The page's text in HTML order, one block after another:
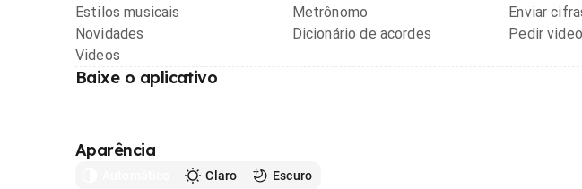
Estilos musicais
Novidades
Videos
Metrônomo
Dicionário de acordes
Enviar
Pedir
Baixe o aplicativo
Aparência
Claro Escuro